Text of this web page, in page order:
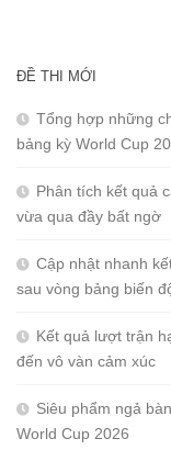
ĐỀ THI MỚI
Tổng hợp những
bảng kỳ World Cup
Phân tích kết quả
vừa qua đầy bất ngờ
Cập nhật nhanh
sau vòng bảng biến
Kết quả lượt trận
đến vô vàn cảm xúc
Siêu phẩm ngả
World Cup 2026